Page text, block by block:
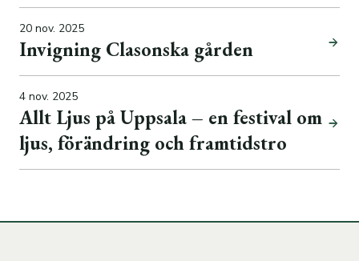
20 nov. 2025
Invigning Clasonska gården
4 nov. 2025
Allt Ljus på Uppsala – en festival om
ljus, förändring och framtidstro